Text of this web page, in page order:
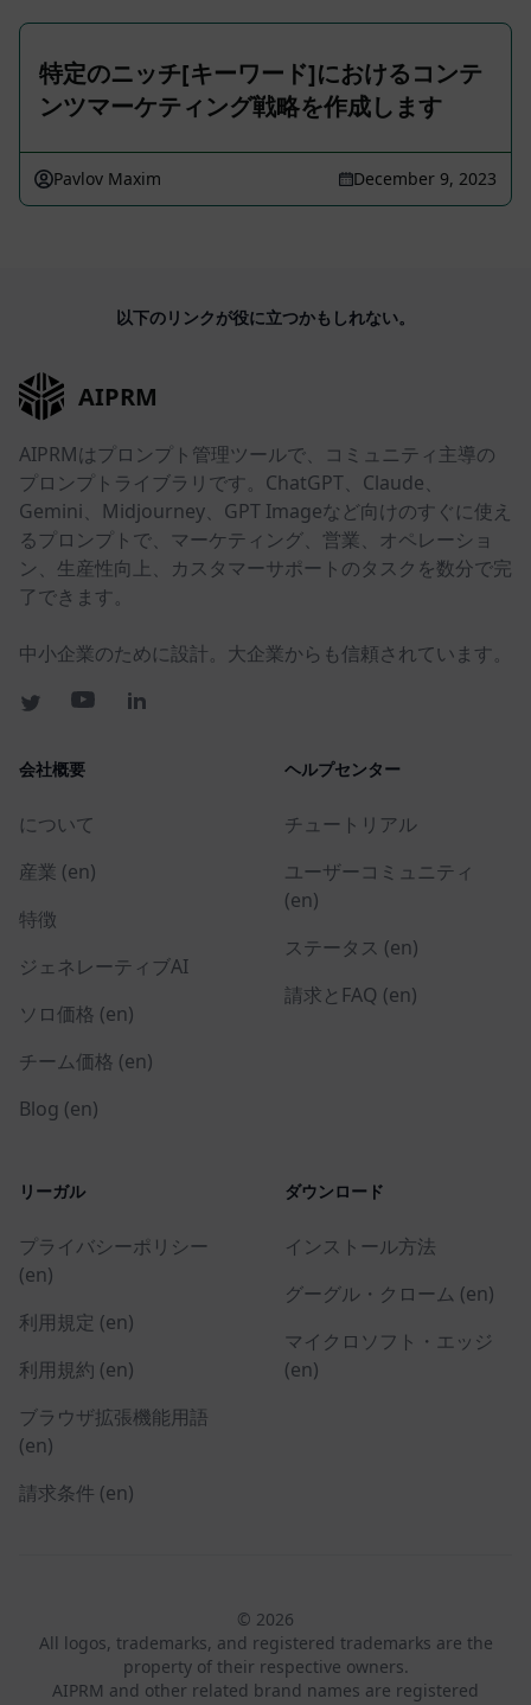
特定のニッチ[キーワード]におけるコンテ
ンツマーケティング戦略を作成します
Pavlov Maxim December 9, 2023
以下のリンクが役に立つかもしれない。
AIPRM
AIPRMはプロンプト管理ツールで、コミュニティ主導の
プロンプトライブラリです。ChatGPT、Claude、
Gemini、Midjourney、GPT Imageなど向けのすぐに使え
るプロンプトで、マーケティング、営業、オペレーショ
ン、生産性向上、カスタマーサポートのタスクを数分で完
了できます。
中小企業のために設計。大企業からも信頼されています。
会社概要
について
産業 (en)
特徴
ジェネレーティブAI
ソロ価格 (en)
チーム価格 (en)
Blog (en)
ヘルプセンター
チュートリアル
ユーザーコミュニティ
(en)
ステータス (en)
請求とFAQ (en)
リーガル
プライバシーポリシー
(en)
利用規定 (en)
利用規約 (en)
ブラウザ拡張機能用語
(en)
請求条件 (en)
ダウンロード
インストール方法
グーグル・クローム (en)
マイクロソフト・エッジ
(en)
© 2026
All logos, trademarks, and registered trademarks are the
property of their respective owners.
AIPRM and other related brand names are registered